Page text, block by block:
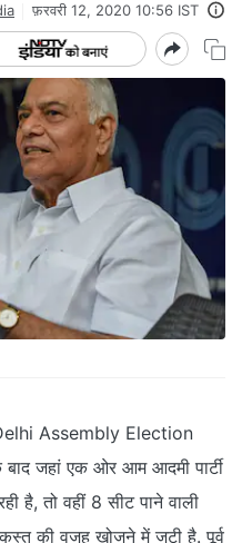
फ़रवरी 12, 2020 10:56 IST
Assembly Election
जहां एक ओर आम आदमी पार्टी
है, तो वहीं 8 सीट पाने वाली
की वजह खोजने में जुटी है. पूर्व